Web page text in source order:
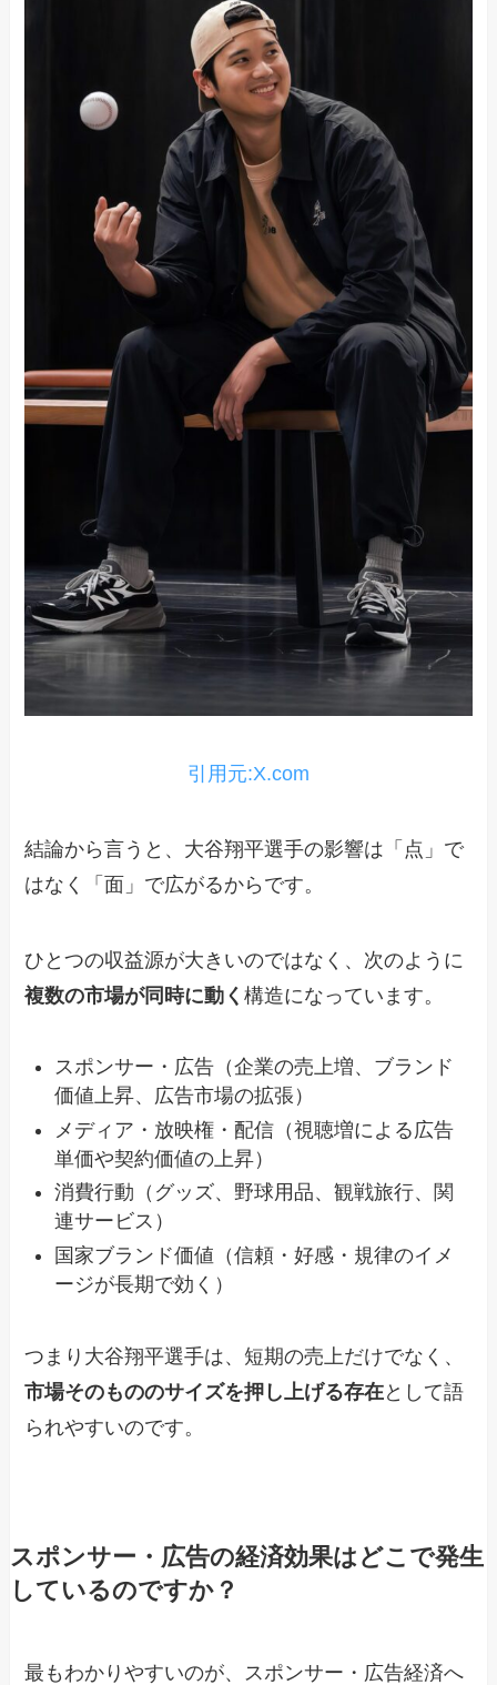
引用元:X.com
結論から言うと、大谷翔平選手の影響は「点」で
はなく「面」で広がるからです。
ひとつの収益源が大きいのではなく、次のように
複数の市場が同時に動く構造になっています。
スポンサー・広告（企業の売上増、ブランド
価値上昇、広告市場の拡張）
メディア・放映権・配信（視聴増による広告
単価や契約価値の上昇）
消費行動（グッズ、野球用品、観戦旅行、関
連サービス）
国家ブランド価値（信頼・好感・規律のイメ
ージが長期で効く）
つまり大谷翔平選手は、短期の売上だけでなく、
市場そのもののサイズを押し上げる存在として語
られやすいのです。
スポンサー・広告の経済効果はどこで発生
しているのですか？
最もわかりやすいのが、スポンサー・広告経済へ